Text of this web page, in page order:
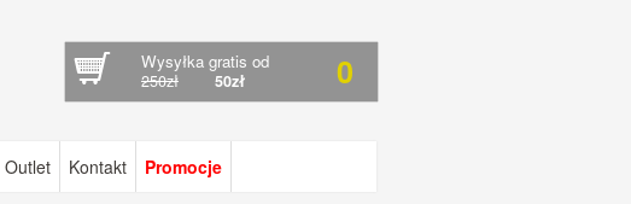
Wysyłka gratis od
250zł 50zł 0
Outlet Kontakt Promocje